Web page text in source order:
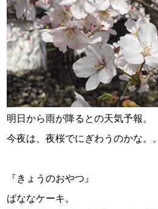
明日から雨が降るとの天気予報。
今夜は、夜桜でにぎわうのかな。。
『きょうのおやつ』
ばななケーキ。